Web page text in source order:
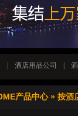
酒店用品公司
产品中心» 按酒